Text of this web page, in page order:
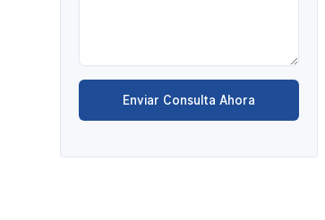
Enviar Consulta Ahora